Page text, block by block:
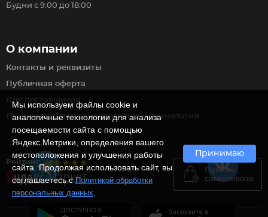
Рейтинг
Пункты
самовывоза
О компании
Контакты и реквизиты
Публичная оферта
Для поставщиков
Применяются рекомендательные технологии
Будни с 9:00 до 18:00
Мы используем файлы cookie и
аналогичные технологии для анализа
посещаемости сайта с помощью
Яндекс.Метрики, определения вашего
местоположения и улучшения работы
сайта. Продолжая использовать сайт, вы
соглашаетесь с Политикой обработки
персональных данных
Принимаю